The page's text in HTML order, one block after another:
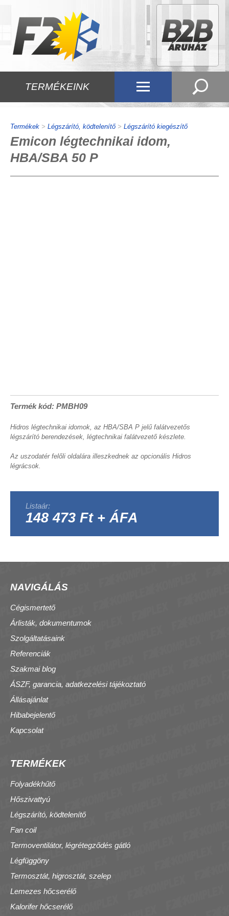
TERMÉKEINK
Termékek > Légszárító, ködtelenítő> Légszárító kiegészítő
Emicon légtechnikai idom,
HBA/SBA 50 P
Termék kód: PMBH09
Hidros légtechnikai idomok, az HBA/SBA P jelű falátvezetős
légszárító berendezések, légtechnikai falátvezető készlete.
Az uszodatér felőli oldalára illeszkednek az opcionális Hidros
légrácsok.
Listaár:
148 473 Ft + ÁFA
NAVIGÁLÁS
Cégismertető
Árlisták, dokumentumok
Szolgáltatásaink
Referenciák
Szakmai blog
ÁSZF, garancia, adatkezelési tájékoztató
Állásajánlat
Hibabejelentő
Kapcsolat
TERMÉKEK
Folyadékhűtő
Hőszivattyú
Légszárító, ködtelenítő
Fan coil
Termoventilátor, légrétegződés gátló
Légfüggöny
Termosztát, higrosztát, szelep
Lemezes hőcserélő
Kalorifer hőcserélő